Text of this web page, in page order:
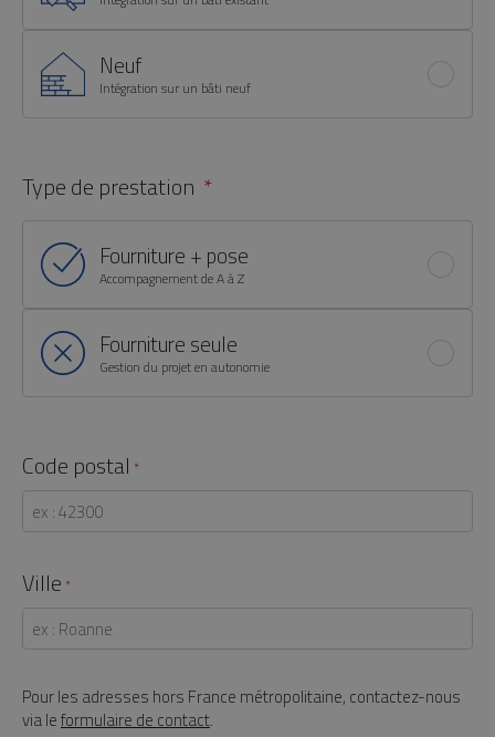
Neuf
Intégration sur un bâti neuf
Type de prestation
Fourniture + pose
Accompagnement de A à Z
Fourniture seule
Gestion du projet en autonomie
Code postal *
Ville *
Pour les adresses hors France métropolitaine, contactez-nous
via leformulaire de contact.